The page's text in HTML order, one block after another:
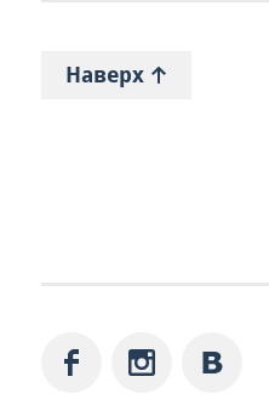
Наверх